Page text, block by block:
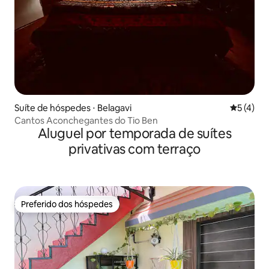
Suíte de hóspedes ⋅ Belagavi 5 de
5 (4)
Cantos Aconchegantes do Tio Ben
Aluguel por temporada de suítes
privativas com terraço
Preferido dos hóspedes
Preferido dos hóspedes